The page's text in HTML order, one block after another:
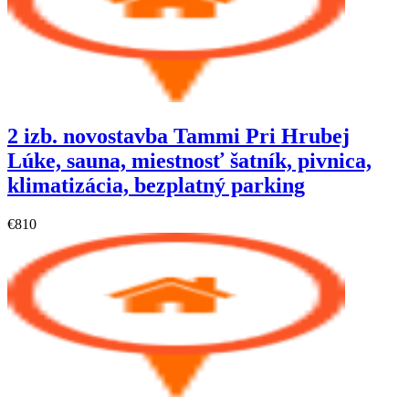
2 izb. novostavba Tammi Pri Hrubej
Lúke, sauna, miestnosť šatník, pivnica,
klimatizácia, bezplatný parking
€810